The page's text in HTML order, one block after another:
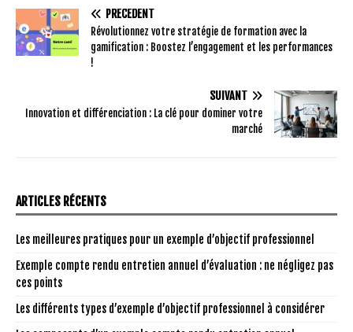
PRÉCÉDENT
Révolutionnez votre stratégie de formation avec la
gamification : Boostez l’engagement et les performances
!
SUIVANT
Innovation et différenciation : La clé pour dominer votre
marché
ARTICLES RÉCENTS
Les meilleures pratiques pour un exemple d’objectif professionnel
Exemple compte rendu entretien annuel d’évaluation : ne négligez pas
ces points
Les différents types d’exemple d’objectif professionnel à considérer